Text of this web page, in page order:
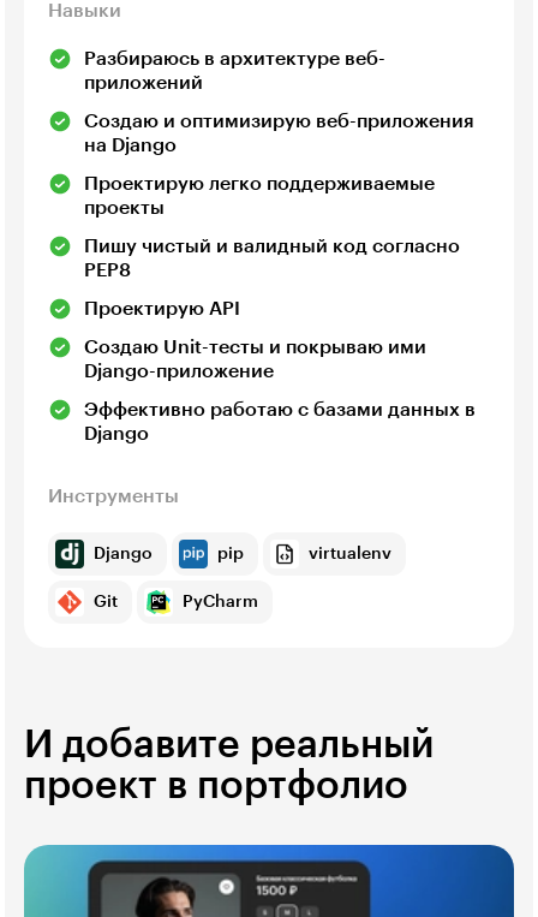
Навыки
Разбираюсь в архитектуре веб-
приложений
Создаю и оптимизирую веб-приложения
на Django
Проектирую легко поддерживаемые
проекты
Пишу чистый и валидный код согласно
PEP8
Проектирую API
Создаю Unit-тесты и покрываю ими
Django-приложение
Эффективно работаю с базами данных в
Django
Инструменты
Django pip virtualenv
Git PyCharm
И добавите реальный
проект в портфолио